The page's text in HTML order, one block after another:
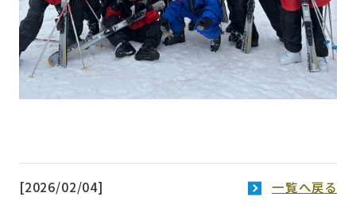
[2026/02/04] 一覧へ戻る